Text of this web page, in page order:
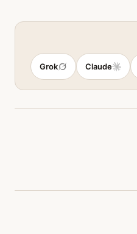
Claude
Grok